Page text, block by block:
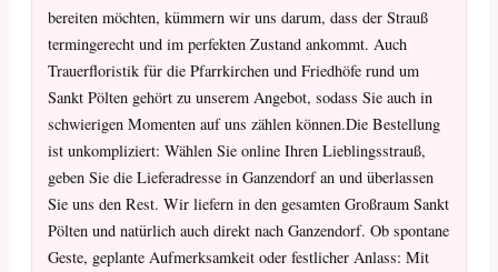
bereiten möchten, kümmern wir uns darum, dass der Strauß
termingerecht und im perfekten Zustand ankommt. Auch
Trauerfloristik für die Pfarrkirchen und Friedhöfe rund um
Sankt Pölten gehört zu unserem Angebot, sodass Sie auch in
schwierigen Momenten auf uns zählen können.Die Bestellung
ist unkompliziert: Wählen Sie online Ihren Lieblingsstrauß,
geben Sie die Lieferadresse in Ganzendorf an und überlassen
Sie uns den Rest. Wir liefern in den gesamten Großraum Sankt
Pölten und natürlich auch direkt nach Ganzendorf. Ob spontane
Geste, geplante Aufmerksamkeit oder festlicher Anlass: Mit